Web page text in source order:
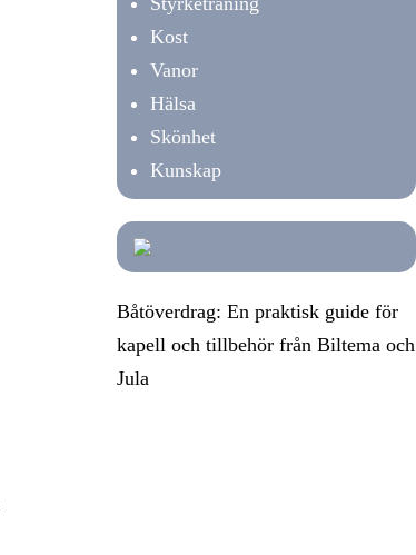
Kost
Vanor
Hälsa
Skönhet
Kunskap
Båtöverdrag: En praktisk guide för
kapell och tillbehör från Biltema och
Jula